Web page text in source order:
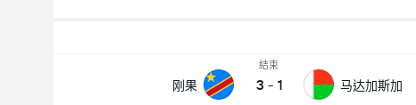
刚果
結束
3 - 1 马达加斯加